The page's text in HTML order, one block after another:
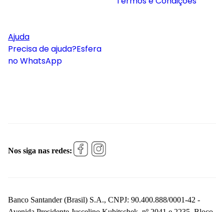
Ajuda
Precisa de ajuda?Esfera
no WhatsApp
Nos siga nas redes:
Banco Santander (Brasil) S.A., CNPJ: 90.400.888/0001-42 -